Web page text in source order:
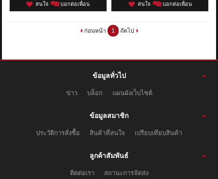
สนใจ บอกต่อเพื่อน สนใจ บอกต่อเพื่อน
ก่อนหน้า 1 ถัดไป
ข้อมูลทั่วไป
ข่าว บล็อก แผนผังเว็บไซต์
ข้อมูลสมาชิก
ประวัติการสั่งซื้อ สินค้าที่สนใจ เปรียบเทียบสินค้า
ลูกค้าสัมพันธ์
ติดต่อเรา สถานะการจัดส่ง